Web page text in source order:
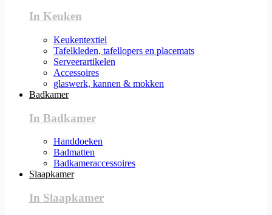
In Keuken
Keukentextiel
Tafelkleden, tafellopers en placemats
Serveerartikelen
Accessoires
glaswerk, kannen & mokken
Badkamer
In Badkamer
Handdoeken
Badmatten
Badkameraccessoires
Slaapkamer
In Slaapkamer